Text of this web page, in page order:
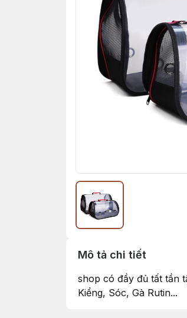
Mô tả chi tiết
shop có đầy đủ tất tần
Kiểng, Sóc, Gà Rutin...